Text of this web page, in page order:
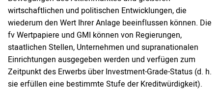
wirtschaftlichen und politischen Entwicklungen, die
wiederum den Wert Ihrer Anlage beeinflussen können. Die
fv Wertpapiere und GMI können von Regierungen,
staatlichen Stellen, Unternehmen und supranationalen
Einrichtungen ausgegeben werden und verfügen zum
Zeitpunkt des Erwerbs über Investment-Grade-Status (d. h.
sie erfüllen eine bestimmte Stufe der Kreditwürdigkeit).